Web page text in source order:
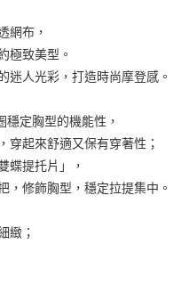
兆豐國際商業銀行
台中商業銀行
華泰商業銀行
遠東國際商業銀行
星展（台灣）商業銀行
中國信託商業銀行
款」的支付方式。 讓您購物簡單
儲值。
結帳。
配客嘉循環箱包裝寄出
網布，
極致美型。
迷人光彩，打造時尚摩登感。
定胸型的機能性，
穿起來舒適又保有穿著性；
蝶提托片」，
，修飾胸型，穩定拉提集中。
緻；